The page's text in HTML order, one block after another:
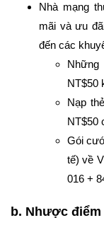
Nhà mạng
mãi và ưu
đến các
NT$50
Nạp
NT$50
Gói
tế) về
016 +
b. Nhược điểm